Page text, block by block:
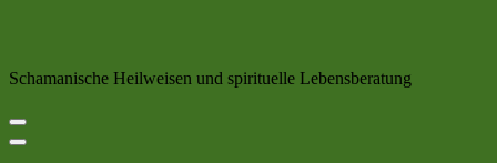
Schamanische Heilweisen und spirituelle Lebensberatung